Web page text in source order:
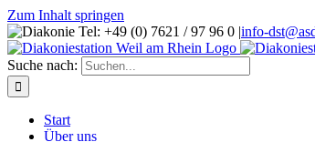
Zum Inhalt springen
Tel: +49 (0) 7621 / 97 96 0 |info-
Suche nach:
Start
Über uns